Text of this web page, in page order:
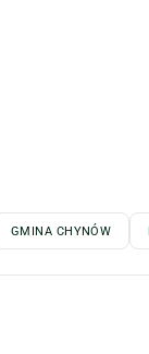
GMINA CHYNÓW